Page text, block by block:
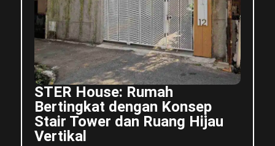
STER House: Rumah
Bertingkat dengan Konsep
Stair Tower dan Ruang Hijau
Vertikal